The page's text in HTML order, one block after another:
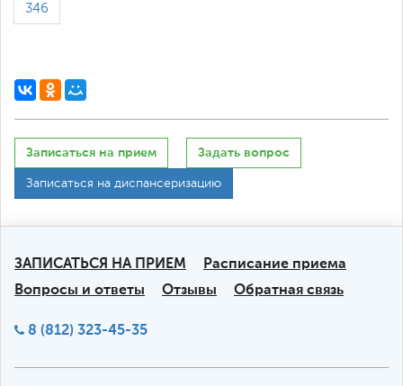
346
Записаться на прием Задать вопрос
Записаться на диспансеризацию
ЗАПИСАТЬСЯ НА ПРИЕМ
Расписание приема
Вопросы и ответы
Отзывы Обратная связь
8 (812) 323-45-35